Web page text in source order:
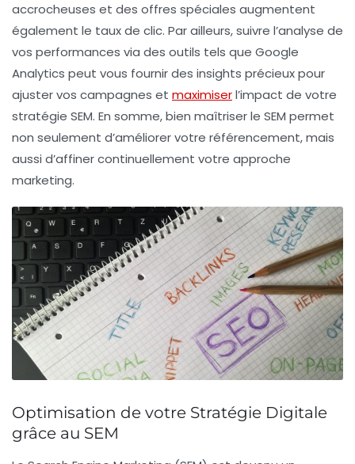
accrocheuses et des offres spéciales augmentent
également le taux de clic. Par ailleurs, suivre l’analyse de
vos performances via des outils tels que Google
Analytics peut vous fournir des insights précieux pour
ajuster vos campagnes et maximiserl’impact de votre
stratégie SEM. En somme, bien maîtriser le SEM permet
non seulement d’améliorer votre référencement, mais
aussi d’affiner continuellement votre approche
marketing.
Optimisation de votre Stratégie Digitale
grâce au SEM